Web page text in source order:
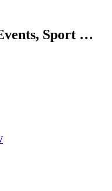
Sport …